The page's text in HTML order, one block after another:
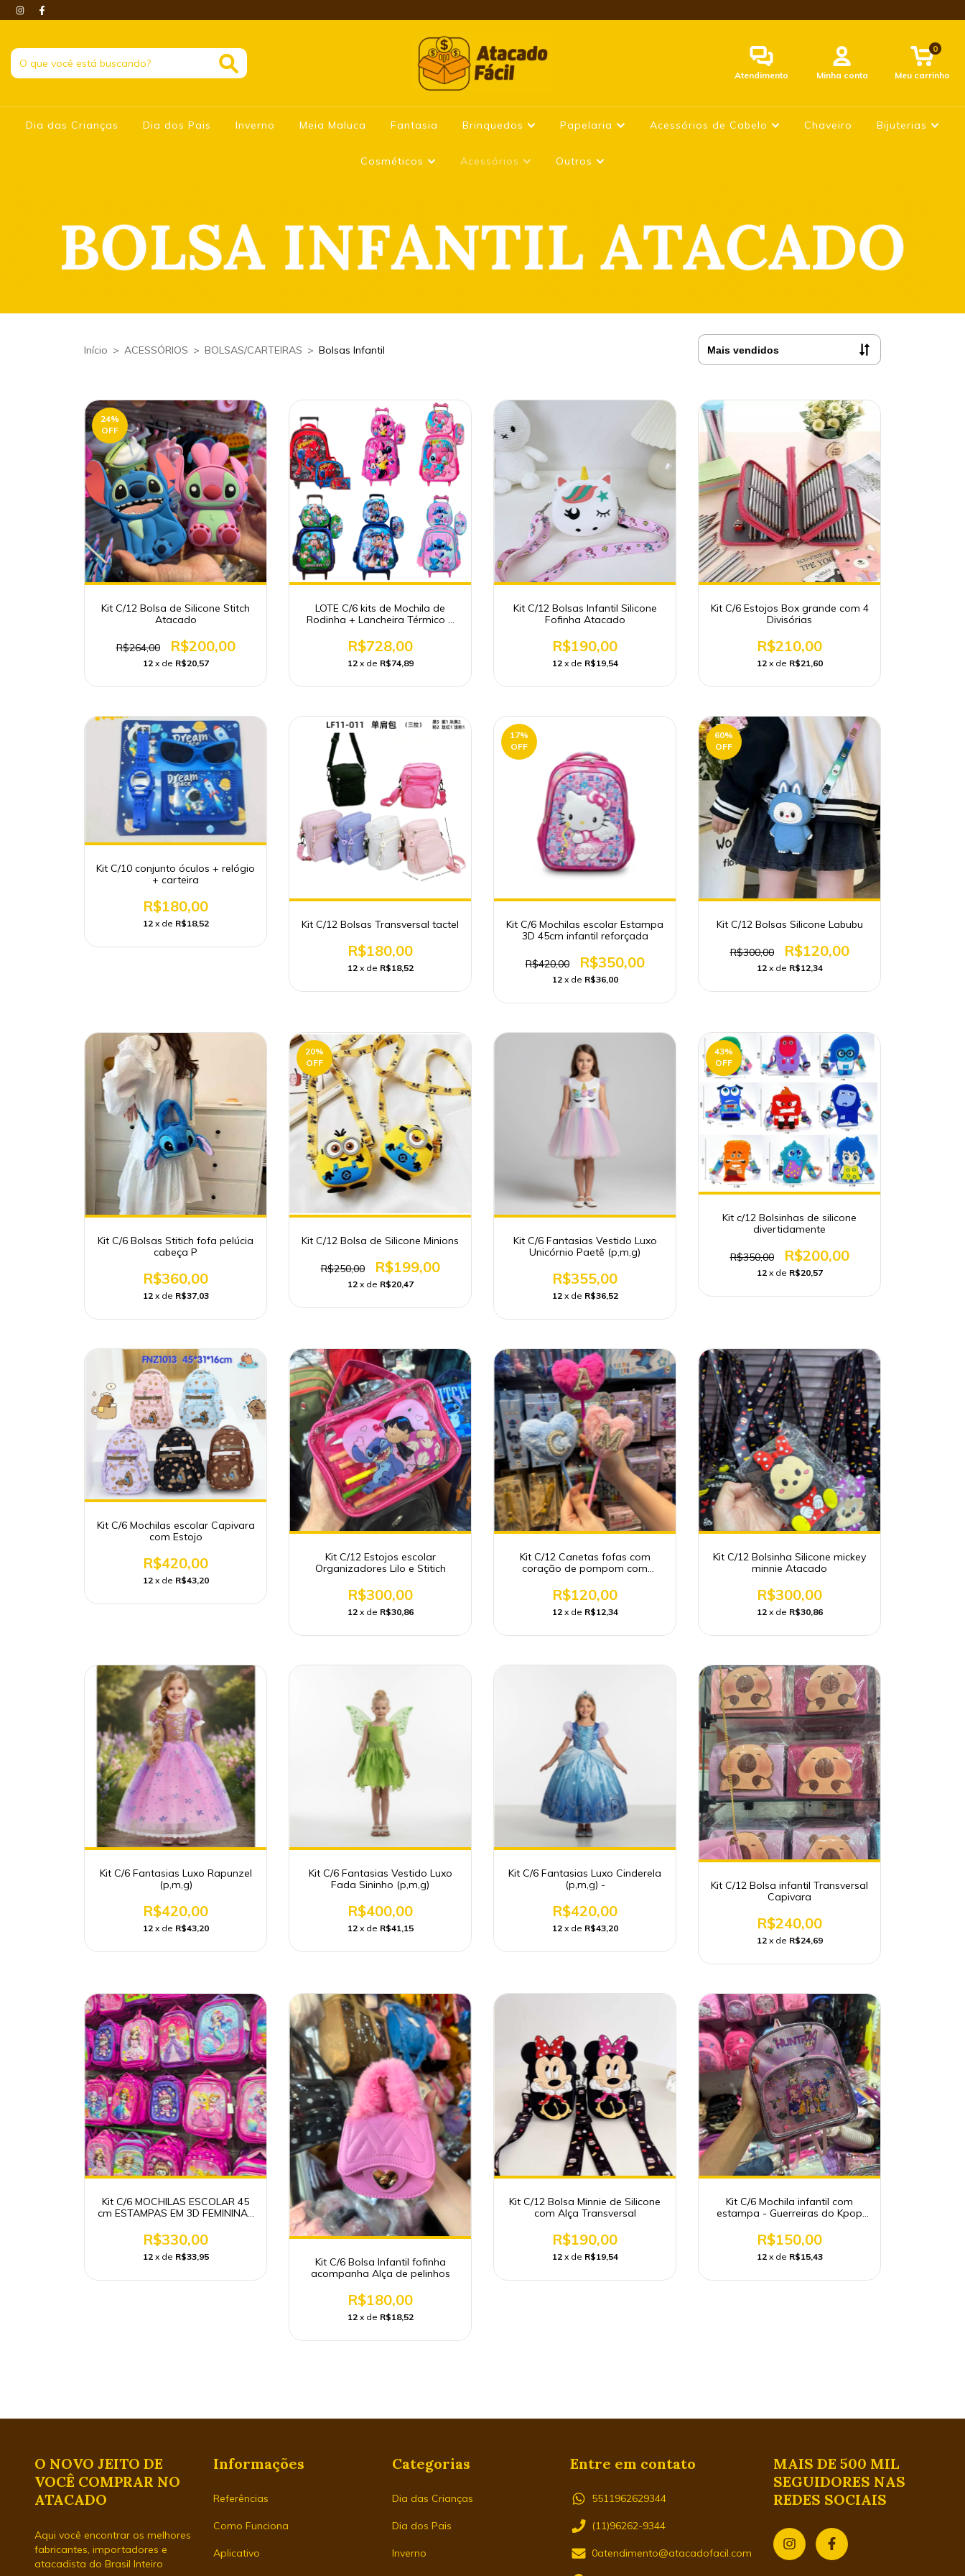
Atendimento Minha conta Meu carrinho
0
Dia das Crianças Dia dos Pais Inverno Meia Maluca Fantasia Brinquedos Papelaria Acessórios de Cabelo Chaveiro Bijuterias
Cosméticos Acessórios Outros
Início > ACESSÓRIOS > BOLSAS/CARTEIRAS > Bolsas Infantil
24%
OFF
Kit C/12 Bolsa de Silicone Stitch
Atacado
R$264,00 R$200,00
12 x de R$20,57
LOTE C/6 kits de Mochila de
Rodinha + Lancheira Térmico +
R$728,00
12 x de R$74,89
Kit C/12 Bolsas Infantil Silicone
Fofinha Atacado
R$190,00
12 x de R$19,54
Kit C/6 Estojos Box grande com 4
Divisórias
R$210,00
12 x de R$21,60
Kit C/10 conjunto óculos + relógio
+ carteira
R$180,00
12 x de R$18,52 Kit C/12 Bolsas Transversal tactel
R$180,00
12 x de R$18,52
17%
OFF
Kit C/6 Mochilas escolar Estampa
3D 45cm infantil reforçada
R$420,00 R$350,00
12 x de R$36,00
60%
OFF
Kit C/12 Bolsas Silicone Labubu
R$300,00 R$120,00
12 x de R$12,34
Kit C/6 Bolsas Stitich fofa pelúcia
cabeça P
R$360,00
12 x de R$37,03
20%
OFF
Kit C/12 Bolsa de Silicone Minions
R$250,00 R$199,00
12 x de R$20,47
Kit C/6 Fantasias Vestido Luxo
Unicórnio Paetê (p,m,g)
R$355,00
12 x de R$36,52
43%
OFF
Kit c/12 Bolsinhas de silicone
divertidamente
R$350,00 R$200,00
12 x de R$20,57
Kit C/6 Mochilas escolar Capivara
com Estojo
R$420,00
12 x de R$43,20
Kit C/12 Estojos escolar
Organizadores Lilo e Stitich
R$300,00
12 x de R$30,86
Kit C/12 Canetas fofas com
coração de pompom com
R$120,00
12 x de R$12,34
Kit C/12 Bolsinha Silicone mickey
minnie Atacado
R$300,00
12 x de R$30,86
Kit C/6 Fantasias Luxo Rapunzel
(p,m,g)
R$420,00
12 x de R$43,20
Kit C/6 Fantasias Vestido Luxo
Fada Sininho (p,m,g)
R$400,00
12 x de R$41,15
Kit C/6 Fantasias Luxo Cinderela
(p,m,g) -
R$420,00
12 x de R$43,20
Kit C/12 Bolsa infantil Transversal
Capivara
R$240,00
12 x de R$24,69
Kit C/6 MOCHILAS ESCOLAR 45
cm ESTAMPAS EM 3D FEMININAS
R$330,00
12 x de R$33,95
Kit C/6 Bolsa Infantil fofinha
acompanha Alça de pelinhos
R$180,00
12 x de R$18,52
Kit C/12 Bolsa Minnie de Silicone
com Alça Transversal
R$190,00
12 x de R$19,54
Kit C/6 Mochila infantil com
estampa - Guerreiras do Kpop
R$150,00
12 x de R$15,43
O NOVO JEITO DE
VOCÊ COMPRAR NO
ATACADO
Aqui você encontrar os melhores
fabricantes, importadores e
atacadista do Brasil Inteiro
Informações
Referências
Como Funciona
Aplicativo
Categorias
Dia das Crianças
Dia dos Pais
Inverno
Entre em contato
5511962629344
(11)96262-9344
0atendimento@atacadofacil.com
MAIS DE 500 MIL
SEGUIDORES NAS
REDES SOCIAIS